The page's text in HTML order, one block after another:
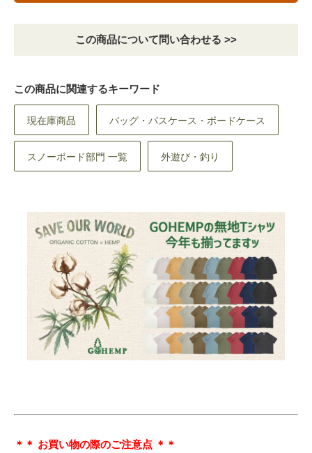
この商品について問い合わせる >>
この商品に関連するキーワード
現在庫商品 バッグ・パスケース・ボードケース
スノーボード部門 一覧 外遊び・釣り
＊＊ お買い物の際のご注意点 ＊＊